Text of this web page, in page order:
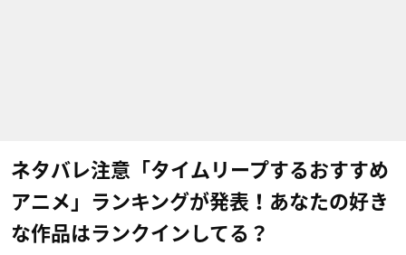
ネタバレ注意「タイムリープするおすすめ
アニメ」ランキングが発表！あなたの好き
な作品はランクインしてる？